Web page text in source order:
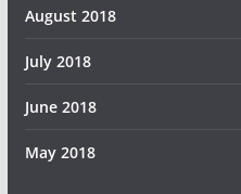
August 2018
July 2018
June 2018
May 2018